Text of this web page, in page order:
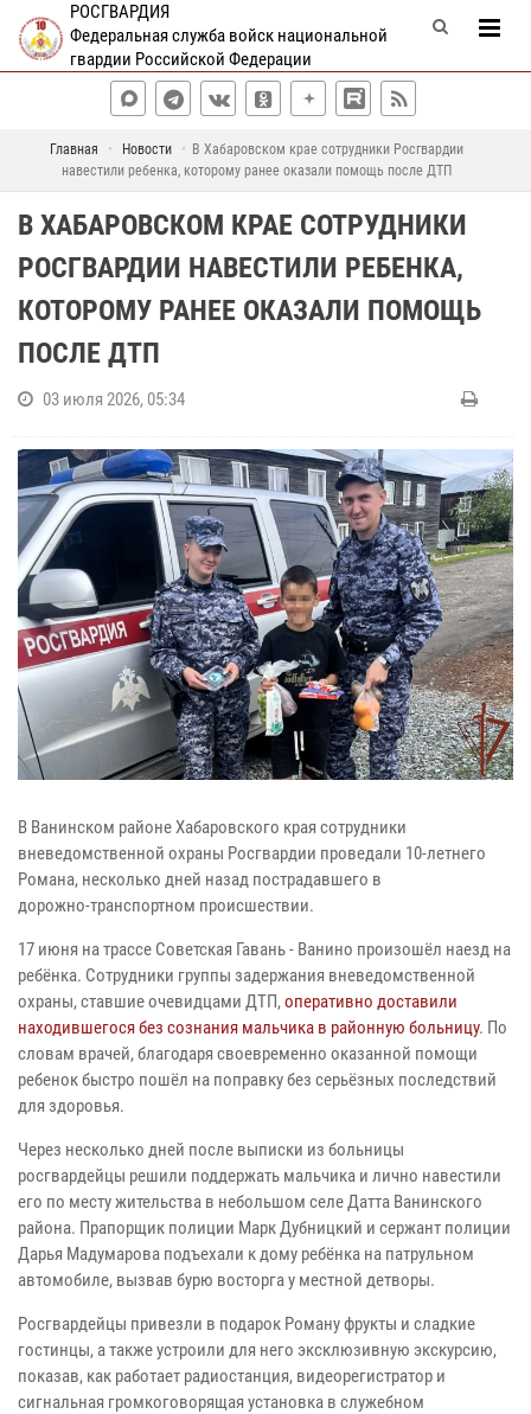
РОСГВАРДИЯ
Федеральная служба войск национальной
гвардии Российской Федерации
Главная Новости
В Хабаровском крае сотрудники Росгвардии
навестили ребенка, которому ранее оказали помощь после ДТП
В ХАБАРОВСКОМ КРАЕ СОТРУДНИКИ
РОСГВАРДИИ НАВЕСТИЛИ РЕБЕНКА,
КОТОРОМУ РАНЕЕ ОКАЗАЛИ ПОМОЩЬ
ПОСЛЕ ДТП
03 июля 2026, 05:34
В Ванинском районе Хабаровского края сотрудники
вневедомственной охраны Росгвардии проведали 10-летнего
Романа, несколько дней назад пострадавшего в
дорожно‑транспортном происшествии.
17 июня на трассе Советская Гавань - Ванино произошёл наезд на
ребёнка. Сотрудники группы задержания вневедомственной
охраны, ставшие очевидцами ДТП,оперативно доставили
находившегося без сознания мальчика в районную больницу. По
словам врачей, благодаря своевременно оказанной помощи
ребенок быстро пошёл на поправку без серьёзных последствий
для здоровья.
Через несколько дней после выписки из больницы
росгвардейцы решили поддержать мальчика и лично навестили
его по месту жительства в небольшом селе Датта Ванинского
района. Прапорщик полиции Марк Дубницкий и сержант полиции
Дарья Мадумарова подъехали к дому ребёнка на патрульном
автомобиле, вызвав бурю восторга у местной детворы.
Росгвардейцы привезли в подарок Роману фрукты и сладкие
гостинцы, а также устроили для него эксклюзивную экскурсию,
показав, как работает радиостанция, видеорегистратор и
сигнальная громкоговорящая установка в служебном